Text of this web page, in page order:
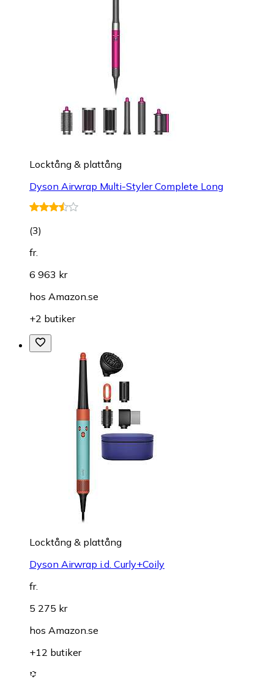
Locktång & plattång
Dyson Airwrap Multi-Styler Complete Long
(3)
fr.
6 963 kr
hos Amazon.se
+2 butiker
Locktång & plattång
Dyson Airwrap i.d. Curly+Coily
fr.
5 275 kr
hos Amazon.se
+12 butiker